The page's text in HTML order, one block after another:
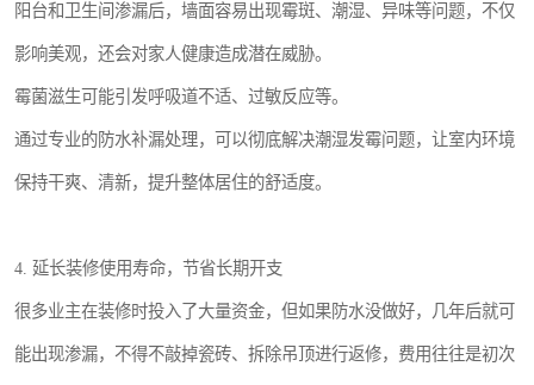
阳台和卫生间渗漏后，墙面容易出现霉斑、潮湿、异味等问题，不仅
影响美观，还会对家人健康造成潜在威胁。
霉菌滋生可能引发呼吸道不适、过敏反应等。
通过专业的防水补漏处理，可以彻底解决潮湿发霉问题，让室内环境
保持干爽、清新，提升整体居住的舒适度。
4. 延长装修使用寿命，节省长期开支
很多业主在装修时投入了大量资金，但如果防水没做好，几年后就可
能出现渗漏，不得不敲掉瓷砖、拆除吊顶进行返修，费用往往是初次